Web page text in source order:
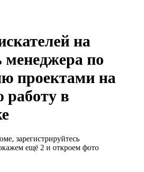
на
менеджера по
проектами на
работу в
зарегистрируйтесь
ещё 2 и откроем фото